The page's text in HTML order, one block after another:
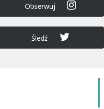
Obserwuj
Śledź